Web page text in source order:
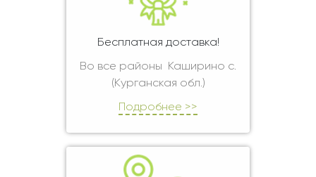
Бесплатная доставка!
Во все районы Каширино с.
(Курганская обл.)
Подробнее >>